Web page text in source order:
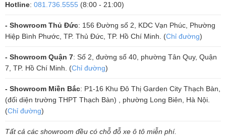
đánh rơi. Do phần dây vải khá dày và chắc, nên nếu mình dùng để
Hotline: 081.736.5555 (8:00 - 21:00)
- Showroom Thủ Đức: 156 Đường số 2, KDC Vạn Phúc, Phường
Hiệp Bình Phước, TP. Thủ Đức, TP. Hồ Chí Minh. (Chỉ đường)
- Showroom Quận 7: Số 2, đường số 40, phường Tân Quy, Quận
7, TP. Hồ Chí Minh. (Chỉ đường)
- Showroom Miền Bắc: P1-16 Khu Đô Thị Garden City Thạch Bàn,
(đối diện trường THPT Thạch Bàn) , phường Long Biên, Hà Nội.
(Chỉ đường)
Tất cả các showroom đều có chỗ đỗ xe ô tô miễn phí.